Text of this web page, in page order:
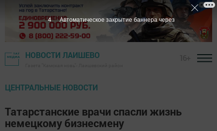
НОВОСТИ ЛАИШЕВО
ЦЕНТРАЛЬНЫЕ НОВОСТИ
Татарстанские врачи спасли жизнь
немецкому бизнесмену
3 Автоматическое закрытие баннера через